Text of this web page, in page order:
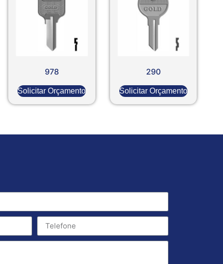
978
Solicitar Orçamento
290
Solicitar Orçamento